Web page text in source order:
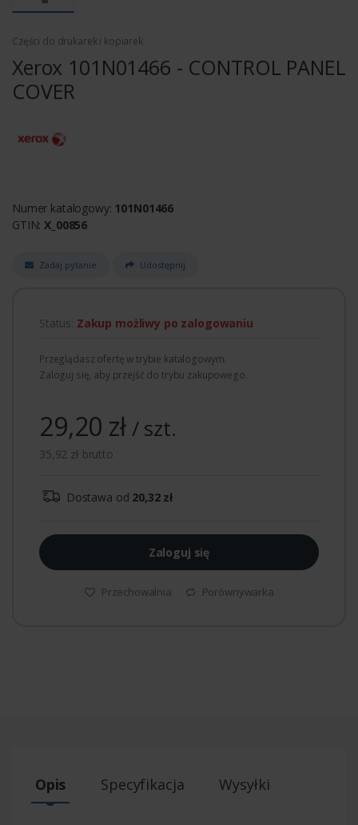
Części do drukarek i kopiarek
Xerox 101N01466 - CONTROL PANEL
COVER
Numer katalogowy: 101N01466
GTIN:X_00856
Zadaj pytanie Udostępnij
Status: Zakup możliwy po zalogowaniu
Przeglądasz ofertę w trybie katalogowym.
Zaloguj się, aby przejść do trybu zakupowego.
29,20 zł/ szt.
35,92 zł brutto
Dostawa od 20,32 zł
Zaloguj się
Przechowalnia Porównywarka
Opis Specyfikacja Wysyłki